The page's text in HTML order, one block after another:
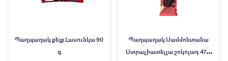
Պաղպաղակ քեյք Լասունկա 90
գ
Պաղպաղակ Սամմոնտանա
Ստրաչիատելլա շոկոլադ 4791